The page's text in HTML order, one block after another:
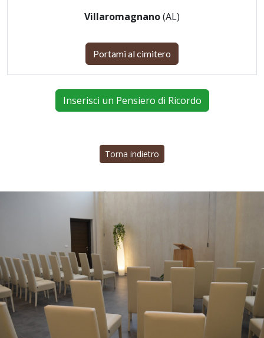
Villaromagnano(AL)
Portami al cimitero
Inserisci un Pensiero di Ricordo
Torna indietro